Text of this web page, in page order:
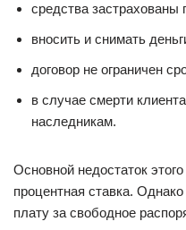
средства застрахованы
вносить и снимать
договор не ограничен
в случае смерти
наследникам.
Основной недостаток
процентная ставка.
плату за свободное